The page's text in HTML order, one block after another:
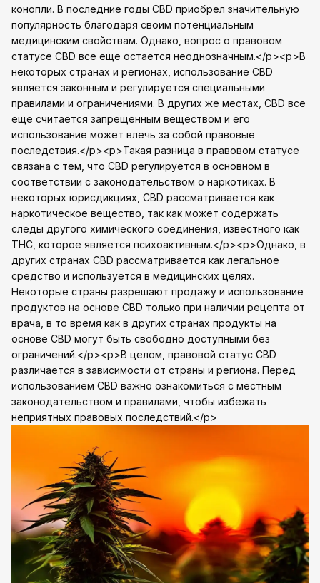
конопли. В последние годы CBD приобрел значительную
популярность благодаря своим потенциальным
медицинским свойствам. Однако, вопрос о правовом
статусе CBD все еще остается неоднозначным.</p><p>В
некоторых странах и регионах, использование CBD
является законным и регулируется специальными
правилами и ограничениями. В других же местах, CBD все
еще считается запрещенным веществом и его
использование может влечь за собой правовые
последствия.</p><p>Такая разница в правовом статусе
связана с тем, что CBD регулируется в основном в
соответствии с законодательством о наркотиках. В
некоторых юрисдикциях, CBD рассматривается как
наркотическое вещество, так как может содержать
следы другого химического соединения, известного как
THC, которое является психоактивным.</p><p>Однако, в
других странах CBD рассматривается как легальное
средство и используется в медицинских целях.
Некоторые страны разрешают продажу и использование
продуктов на основе CBD только при наличии рецепта от
врача, в то время как в других странах продукты на
основе CBD могут быть свободно доступными без
ограничений.</p><p>В целом, правовой статус CBD
различается в зависимости от страны и региона. Перед
использованием CBD важно ознакомиться с местным
законодательством и правилами, чтобы избежать
неприятных правовых последствий.</p>